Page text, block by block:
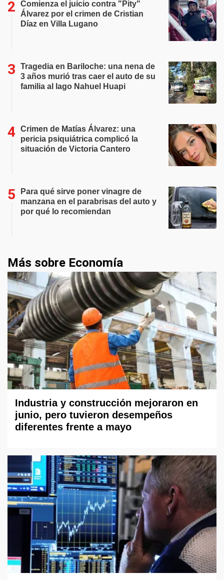
Comienza el juicio contra "Pity"
Álvarez por el crimen de Cristian
Díaz en Villa Lugano
Tragedia en Bariloche: una nena de
3 años murió tras caer el auto de su
familia al lago Nahuel Huapi
Crimen de Matías Álvarez: una
pericia psiquiátrica complicó la
situación de Victoria Cantero
Para qué sirve poner vinagre de
manzana en el parabrisas del auto y
por qué lo recomiendan
Más sobre Economía
Industria y construcción mejoraron en
junio, pero tuvieron desempeños
diferentes frente a mayo